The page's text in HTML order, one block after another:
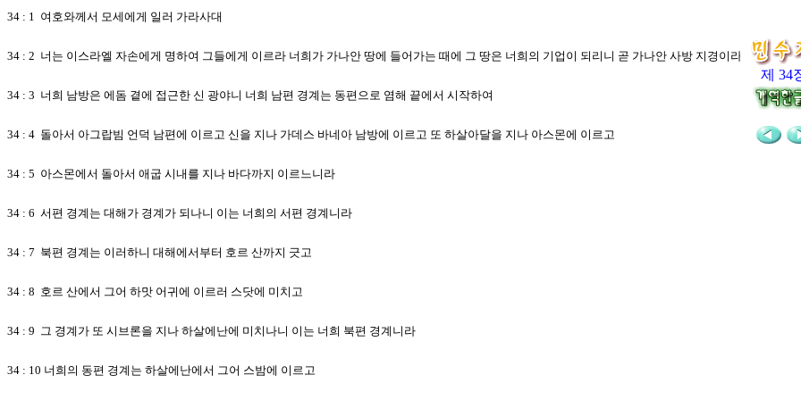
제 34
34 : 1 여호와께서 모세에게 일러 가라사대
34 : 2 너는 이스라엘 자손에게 명하여 그들에게 이르라 너희가 가나안 땅에 들어가는 때에 그 땅은 너희의 기업이 되리니 곧 가나안 사방 지경이라
34 : 3 너희 남방은 에돔 곁에 접근한 신 광야니 너희 남편 경계는 동편으로 염해 끝에서 시작하여
34 : 4 돌아서 아그랍빔 언덕 남편에 이르고 신을 지나 가데스 바네아 남방에 이르고 또 하살아달을 지나 아스몬에 이르고
34 : 5 아스몬에서 돌아서 애굽 시내를 지나 바다까지 이르느니라
34 : 6 서편 경계는 대해가 경계가 되나니 이는 너희의 서편 경계니라
34 : 7 북편 경계는 이러하니 대해에서부터 호르 산까지 긋고
34 : 8 호르 산에서 그어 하맛 어귀에 이르러 스닷에 미치고
34 : 9 그 경계가 또 시브론을 지나 하살에난에 미치나니 이는 너희 북편 경계니라
34 : 10 너희의 동편 경계는 하살에난에서 그어 스밤에 이르고